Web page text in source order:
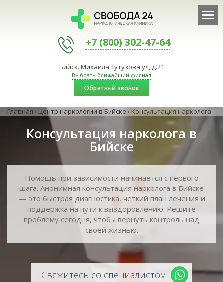
+7 (800) 302-47-64
Бийск. Михаила Кутузова ул, д.21
Выбрать ближайший филиал
Обратный звонок
Главная › Центр наркологии в Бийске › Консультация нарколога
Консультация нарколога в
Бийске
Помощь при зависимости начинается с первого
шага. Анонимная консультация нарколога в Бийске
— это быстрая диагностика, четкий план лечения и
поддержка на пути к выздоровлению. Решите
проблему сегодня, чтобы вернуть контроль над
своей жизнью.
Свяжитесь со специалистом